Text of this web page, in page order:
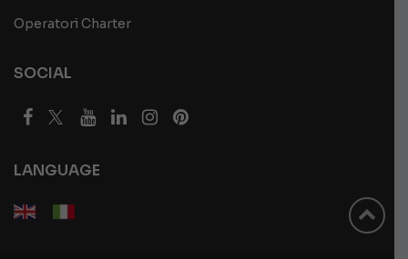
Operatori Charter
SOCIAL
LANGUAGE